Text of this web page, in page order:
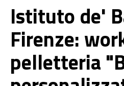
Istituto de'
Firenze:
pelletteria